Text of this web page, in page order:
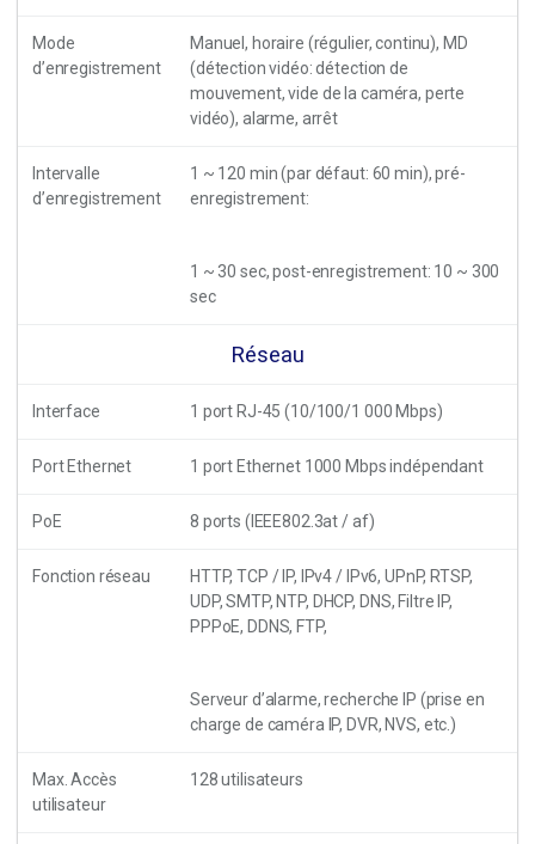
Mode
d’enregistrement
Manuel, horaire (régulier, continu), MD
(détection vidéo: détection de
mouvement, vide de la caméra, perte
vidéo), alarme, arrêt
Intervalle
d’enregistrement
1 ~ 120 min (par défaut: 60 min), pré-
enregistrement:
1 ~ 30 sec, post-enregistrement: 10 ~ 300
sec
Réseau
Interface 1 port RJ-45 (10/100/1 000 Mbps)
Port Ethernet 1 port Ethernet 1000 Mbps indépendant
PoE 8 ports (IEEE802.3at / af)
Fonction réseau
HTTP, TCP / IP, IPv4 / IPv6, UPnP, RTSP,
UDP, SMTP, NTP, DHCP, DNS, Filtre IP,
PPPoE, DDNS, FTP,
Serveur d’alarme, recherche IP (prise en
charge de caméra IP, DVR, NVS, etc.)
Max. Accès
utilisateur
128 utilisateurs